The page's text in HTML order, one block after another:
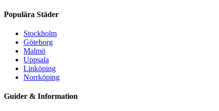
Populära Städer
Stockholm
Göteborg
Malmö
Uppsala
Linköping
Norrköping
Guider & Information